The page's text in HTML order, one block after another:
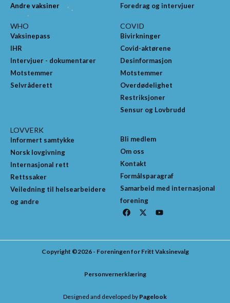
Andre vaksiner
Foredrag og intervjuer
WHO
Vaksinepass
IHR
Intervjuer - dokumentarer
Motstemmer
Selvråderett
COVID
Bivirkninger
Covid-aktørene
Desinformasjon
Motstemmer
Overdødelighet
Restriksjoner
Sensur og Lovbrudd
LOVVERK
Informert samtykke
Norsk lovgivning
Internasjonal rett
Rettssaker
Veiledning til helsearbeidere
og andre
Bli medlem
Om oss
Kontakt
Formålsparagraf
Samarbeid med internasjonal
forening
F
a
b
o
X
-
i
t
t
r
Y
o
u
b
e
Copyright ©2026 - Foreningen for Fritt Vaksinevalg
Personvernerklæring
Designed and developed by Pagelook